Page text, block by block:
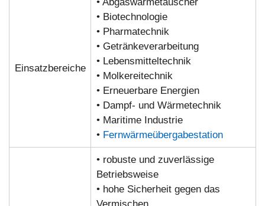
Einsatzbereiche
• Biotechnologie
• Pharmatechnik
• Getränkeverarbeitung
• Lebensmitteltechnik
• Molkereitechnik
• Erneuerbare Energien
• Dampf- und Wärmetechnik
• Maritime Industrie
• Fernwärmeübergabestation
• robuste und zuverlässige
Betriebsweise
• hohe Sicherheit gegen das
Vermischen